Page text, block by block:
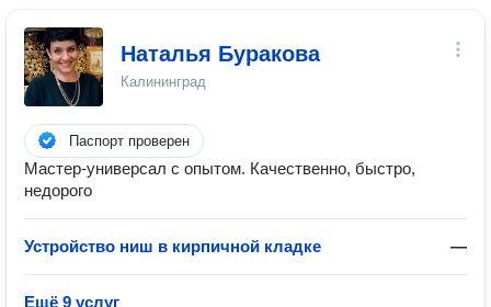
Наталья Буракова
Калининград
Паспорт проверен
Мастер-универсал с опытом. Качественно, быстро,
недорого
Устройство ниш в кирпичной кладке —
Ещё 9 услуг